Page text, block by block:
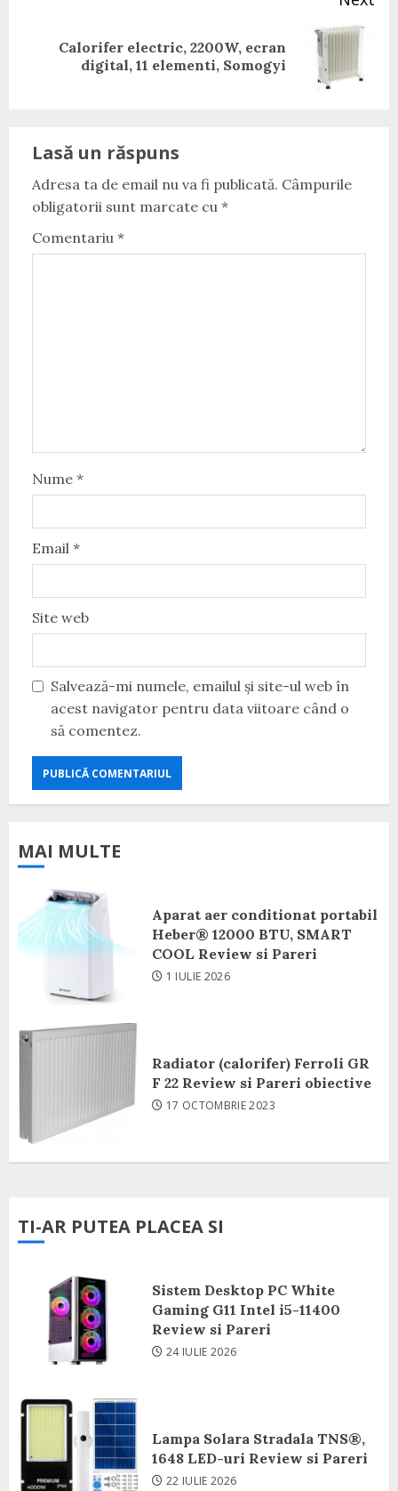
NextCalorifer electric, 2200W, ecran
digital, 11 elementi, Somogyi
Lasă un răspuns
Adresa ta de email nu va fi publicată. Câmpurile
obligatorii sunt marcate cu *
Comentariu *
Nume *
Email *
Site web
Salvează-mi numele, emailul și site-ul web în
acest navigator pentru data viitoare când o
să comentez.
MAI MULTE
Aparat aer conditionat portabil
Heber® 12000 BTU, SMART
COOL Review si Pareri
1 IULIE 2026
Radiator (calorifer) Ferroli GR
F 22 Review si Pareri obiective
17 OCTOMBRIE 2023
TI-AR PUTEA PLACEA SI
Sistem Desktop PC White
Gaming G11 Intel i5-11400
Review si Pareri
24 IULIE 2026
Lampa Solara Stradala TNS®,
1648 LED-uri Review si Pareri
22 IULIE 2026